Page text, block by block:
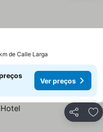
de Calle Larga
Ver preços
Partilhar